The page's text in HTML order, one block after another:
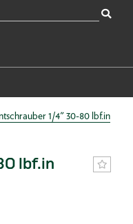
1/4" 30-80 lbf.in
lbf.in